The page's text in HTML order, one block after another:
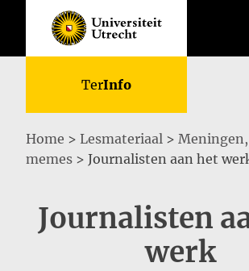
content
TerInfo
Kennisbank
Do’s
Home > Lesmateriaal >
memes > Journalisten aan het
Journalisten
werk